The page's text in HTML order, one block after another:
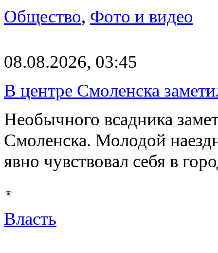
Общество, Фото и видео
08.08.2026, 03:45
В центре Смоленска
Необычного всадника
Смоленска. Молодой
явно чувствовал себя в
Власть